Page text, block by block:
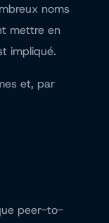
noms
mettre en
impliqué.
et, par
peer-to-